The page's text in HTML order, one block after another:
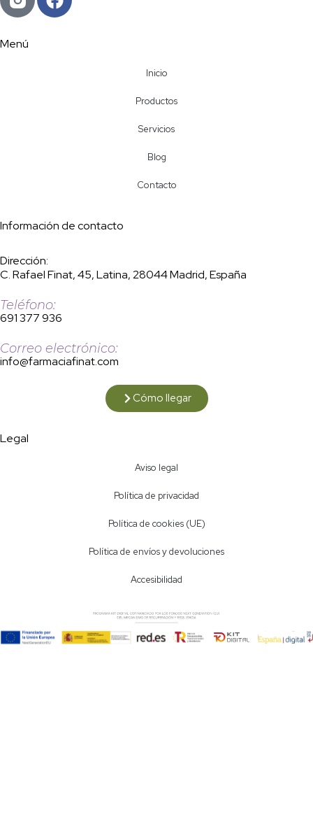
Menú
Inicio
Productos
Servicios
Blog
Contacto
Información de contacto
Dirección:
C. Rafael Finat, 45, Latina, 28044 Madrid, España
Teléfono:
691 377 936
Correo electrónico:
info@farmaciafinat.com
Cómo llegar
Legal
Aviso legal
Política de privacidad
Política de cookies (UE)
Política de envíos y devoluciones
Accesibilidad